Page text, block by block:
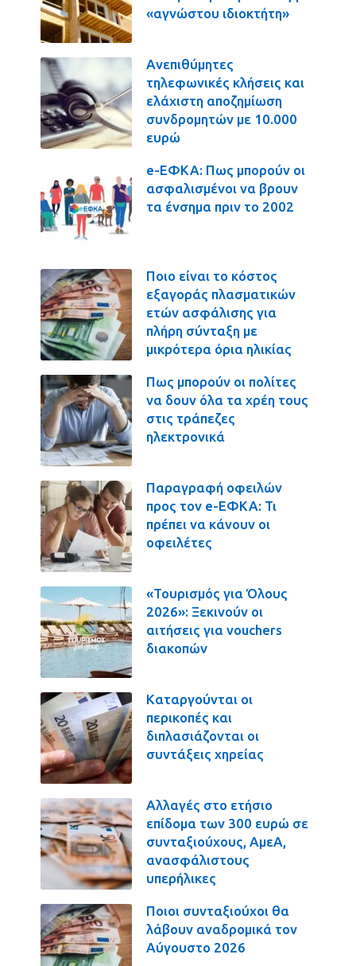
«αγνώστου ιδιοκτήτη»
Ανεπιθύμητες
τηλεφωνικές κλήσεις και
ελάχιστη αποζημίωση
συνδρομητών με 10.000
ευρώ
e-ΕΦΚΑ: Πως μπορούν οι
ασφαλισμένοι να βρουν
τα ένσημα πριν το 2002
Ποιο είναι το κόστος
εξαγοράς πλασματικών
ετών ασφάλισης για
πλήρη σύνταξη με
μικρότερα όρια ηλικίας
Πως μπορούν οι πολίτες
να δουν όλα τα χρέη τους
στις τράπεζες
ηλεκτρονικά
Παραγραφή οφειλών
προς τον e-ΕΦΚΑ: Τι
πρέπει να κάνουν οι
οφειλέτες
«Τουρισμός για Όλους
2026»: Ξεκινούν οι
αιτήσεις για vouchers
διακοπών
Καταργούνται οι
περικοπές και
διπλασιάζονται οι
συντάξεις χηρείας
Αλλαγές στο ετήσιο
επίδομα των 300 ευρώ σε
συνταξιούχους, ΑμεΑ,
ανασφάλιστους
υπερήλικες
Ποιοι συνταξιούχοι θα
λάβουν αναδρομικά τον
Αύγουστο 2026